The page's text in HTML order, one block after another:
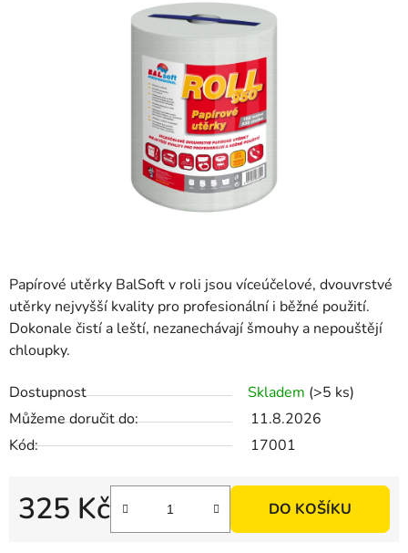
Papírové utěrky BalSoft v roli jsou víceúčelové, dvouvrstvé
utěrky nejvyšší kvality pro profesionální i běžné použití.
Dokonale čistí a leští, nezanechávají šmouhy a nepouštějí
chloupky.
Dostupnost Skladem (>5 ks)
Můžeme doručit do:
11.8.2026
Kód:
17001
325 Kč DO KOŠÍKU